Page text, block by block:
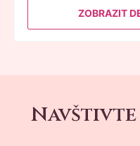
ZOBRAZIT
Navštivte